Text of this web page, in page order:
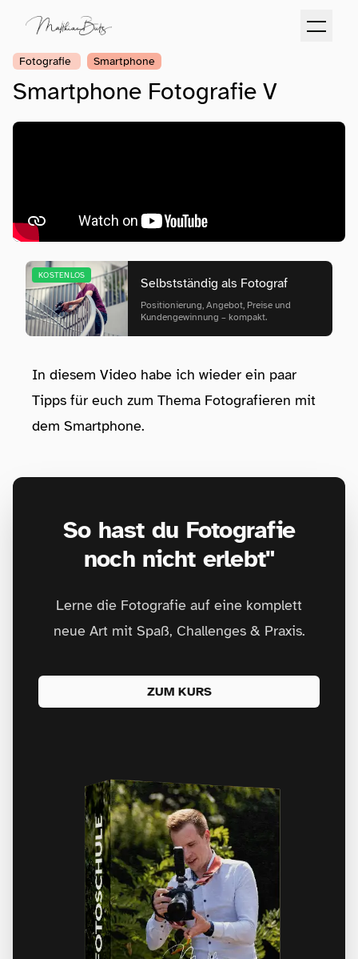
Fotografie Smartphone
Smartphone Fotografie V
KOSTENLOS
Selbstständig als Fotograf
Positionierung, Angebot, Preise und
Kundengewinnung – kompakt.
In diesem Video habe ich wieder ein paar
Tipps für euch zum Thema Fotografieren mit
dem Smartphone.
So hast du Fotografie
noch nicht erlebt"
Lerne die Fotografie auf eine komplett
neue Art mit Spaß, Challenges & Praxis.
ZUM KURS